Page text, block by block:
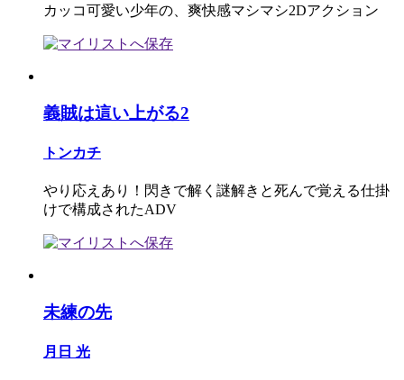
カッコ可愛い少年の、爽快感マシマシ2Dアクション
義賊は這い上がる2
トンカチ
やり応えあり！閃きで解く謎解きと死んで覚える仕掛
けで構成されたADV
未練の先
月日 光